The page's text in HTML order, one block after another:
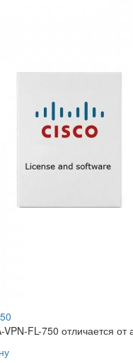
VPN-FL-750 отличается